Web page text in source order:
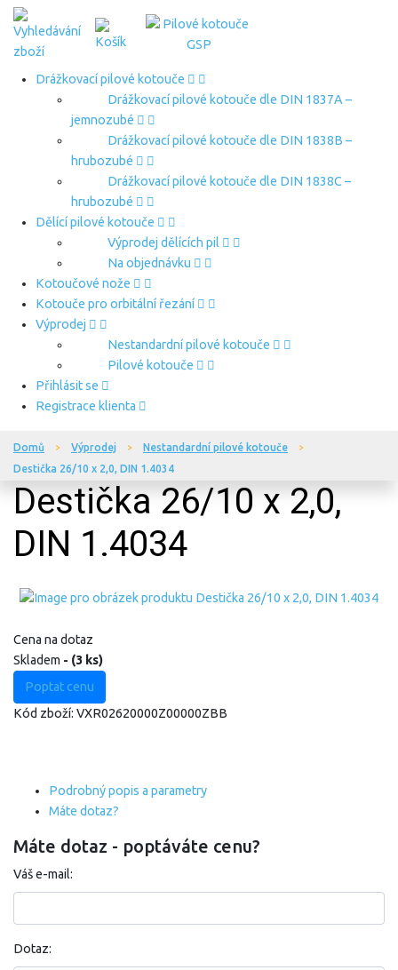
Drážkovací pilové kotouče
Drážkovací pilové kotouče dle DIN 1837A –
jemnozubé
Drážkovací pilové kotouče dle DIN 1838B –
hrubozubé
Drážkovací pilové kotouče dle DIN 1838C –
hrubozubé
Dělící pilové kotouče
Výprodej dělících pil
Na objednávku
Kotoučové nože
Kotouče pro orbitální řezání
Výprodej
Nestandardní pilové kotouče
Pilové kotouče
Přihlásit se
Registrace klienta
Domů Výprodej
Nestandardní pilové kotouče
Destička 26/10 x 2,0, DIN 1.4034
Destička 26/10 x 2,0,
DIN 1.4034
Cena na dotaz
Skladem - (3 ks)
Poptat cenu
Kód zboží: VXR02620000Z00000ZBB
Podrobný popis a parametry
Máte dotaz?
Máte dotaz - poptáváte cenu?
Váš e-mail:
Dotaz: